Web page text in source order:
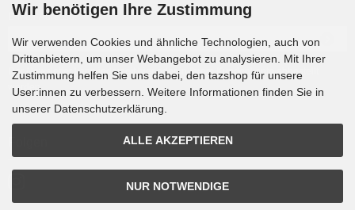
E-Mail-Adresse:
Der Newsletter kann jederzeit hier oder in Ihrem Kundenkonto abbestellt
werden.
Wir benötigen Ihre Zustimmung
Wir verwenden Cookies und ähnliche Technologien, auch von
Drittanbietern, um unser Webangebot zu analysieren. Mit Ihrer
Zustimmung helfen Sie uns dabei, den tazshop für unsere
User:innen zu verbessern. Weitere Informationen finden Sie in
unserer Datenschutzerklärung.
ALLE AKZEPTIEREN
NUR NOTWENDIGE